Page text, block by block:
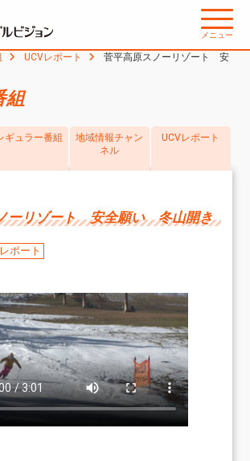
メニュー
UCVレポート
菅平高原スノーリゾート 安
組
ギュラー番組
地域情報チャン
ネル
UCVレポート
ーリゾート 安全願い 冬山開き
ポート